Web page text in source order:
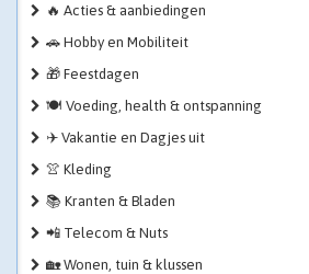
🔥 Acties & aanbiedingen
🚗 Hobby en Mobiliteit
🎁 Feestdagen
🍽️ Voeding, health & ontspanning
✈️ Vakantie en Dagjes uit
👚 Kleding
📚 Kranten & Bladen
📲 Telecom & Nuts
🏡 Wonen, tuin & klussen